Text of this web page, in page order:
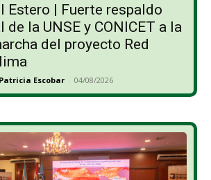
Estero | Fuerte respaldo
la UNSE y CONICET a la
del proyecto Red
Patricia Escobar - 04/08/2026